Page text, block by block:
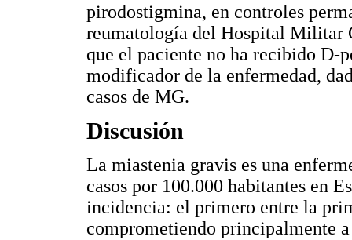
pirodostigmina, en controles
reumatología del Hospital Militar
que el paciente no ha recibido
modificador de la enfermedad,
casos de MG.
Discusión
La miastenia gravis es una
casos por 100.000 habitantes en
incidencia: el primero entre la
comprometiendo principalmente